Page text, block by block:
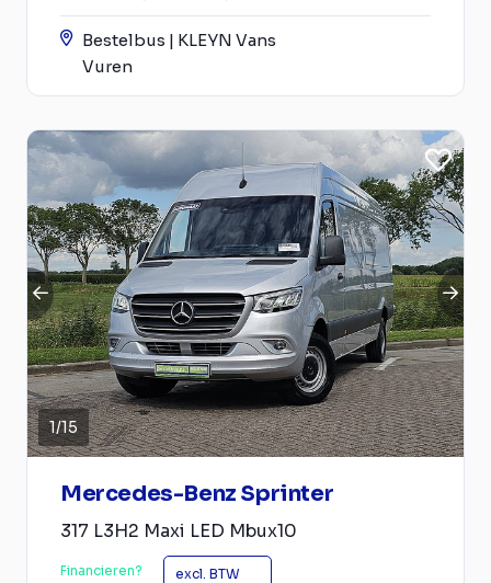
Bestelbus | KLEYN Vans
Vuren
1/15
Mercedes-Benz Sprinter
317 L3H2 Maxi LED Mbux10
Financieren? excl. BTW